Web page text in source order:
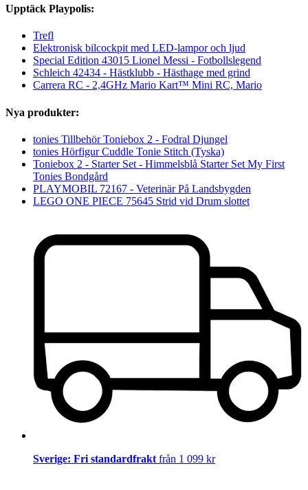
Upptäck Playpolis:
Trefl
Elektronisk bilcockpit med LED-lampor och ljud
Special Edition 43015 Lionel Messi - Fotbollslegend
Schleich 42434 - Hästklubb - Hästhage med grind
Carrera RC - 2,4GHz Mario Kart™ Mini RC, Mario
Nya produkter:
tonies Tillbehör Toniebox 2 - Fodral Djungel
tonies Hörfigur Cuddle Tonie Stitch (Tyska)
Toniebox 2 - Starter Set - Himmelsblå Starter Set My First
Tonies Bondgård
PLAYMOBIL 72167 - Veterinär På Landsbygden
LEGO ONE PIECE 75645 Strid vid Drum slottet
Sverige: Fri standardfrakt från 1 099 kr